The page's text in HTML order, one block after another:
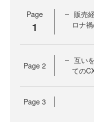
Page
1
販売
ロナ
Page 2
互い
ての
Page 3